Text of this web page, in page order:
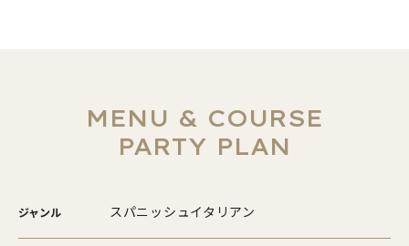
MENU & COURSE
PARTY PLAN
ジャンル スパニッシュイタリアン